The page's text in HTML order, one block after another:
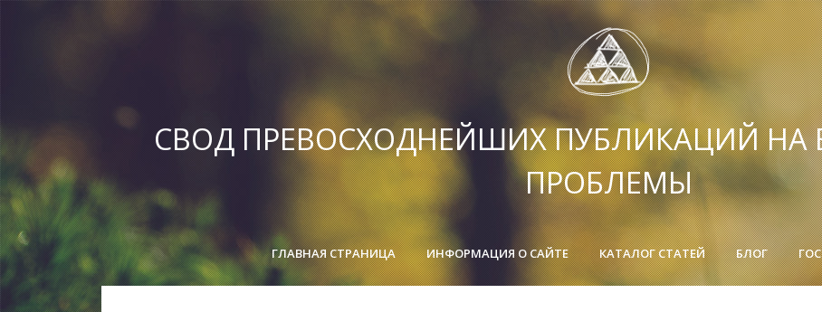
СВОД ПРЕВОСХОДНЕЙШИХ ПУБЛИКАЦИЙ
ПРОБЛЕМЫ
ГЛАВНАЯ СТРАНИЦА ИНФОРМАЦИЯ О САЙТЕ КАТАЛОГ СТАТЕЙ БЛОГ